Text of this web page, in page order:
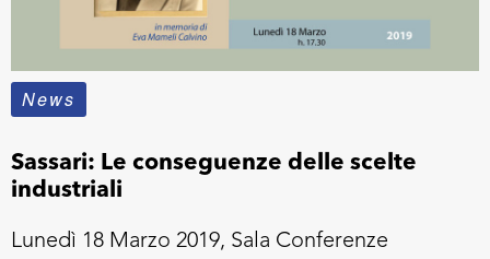
News
Sassari: Le conseguenze delle scelte
industriali
Lunedì 18 Marzo 2019, Sala Conferenze